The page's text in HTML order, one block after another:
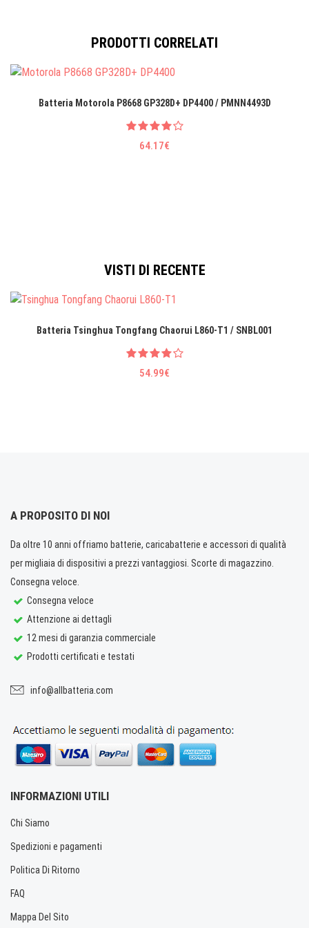
PRODOTTI CORRELATI
Batteria Motorola P8668 GP328D+ DP4400 / PMNN4493D
64.17€
VISTI DI RECENTE
Batteria Tsinghua Tongfang Chaorui L860-T1 / SNBL001
54.99€
A PROPOSITO DI NOI
Da oltre 10 anni offriamo batterie, caricabatterie e accessori di qualità
per migliaia di dispositivi a prezzi vantaggiosi. Scorte di magazzino.
Consegna veloce.
Consegna veloce
Attenzione ai dettagli
12 mesi di garanzia commerciale
Prodotti certificati e testati
info@allbatteria.com
INFORMAZIONI UTILI
Chi Siamo
Spedizioni e pagamenti
Politica Di Ritorno
FAQ
Mappa Del Sito